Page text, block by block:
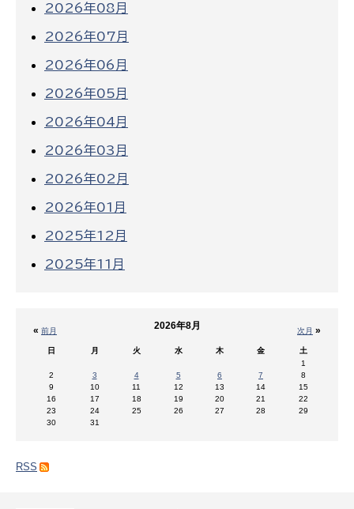
2026年08月
2026年07月
2026年06月
2026年05月
2026年04月
2026年03月
2026年02月
2026年01月
2025年12月
2025年11月
« 前月 次月 »
2026年8月
日 月 火 水 木 金
土
1
2
3 4 5 6 7
8
9
10 11 12 13 14
15
16
17 18 19 20 21
22
23
24 25 26 27 28
29
30
31
RSS